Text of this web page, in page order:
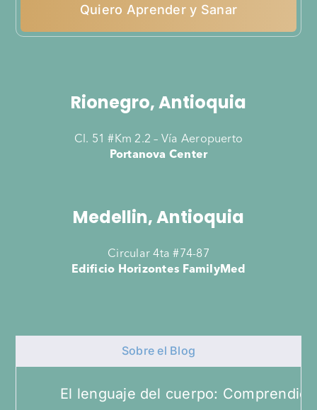
Quiero Aprender y Sanar
Rionegro, Antioquia
Cl. 51 #Km 2.2 – Vía Aeropuerto
Portanova Center
Medellin, Antioquia
Circular 4ta #74-87
Edificio Horizontes FamilyMed
Sobre el Blog
El lenguaje del cuerpo: